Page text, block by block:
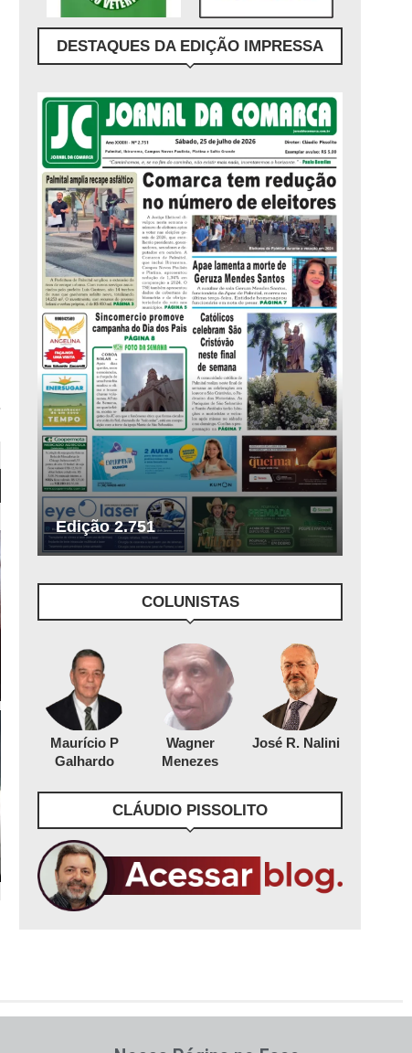
DESTAQUES DA EDIÇÃO IMPRESSA
Edição 2.751
COLUNISTAS
Maurício P
Galhardo
Wagner
Menezes
José R. Nalini
CLÁUDIO PISSOLITO